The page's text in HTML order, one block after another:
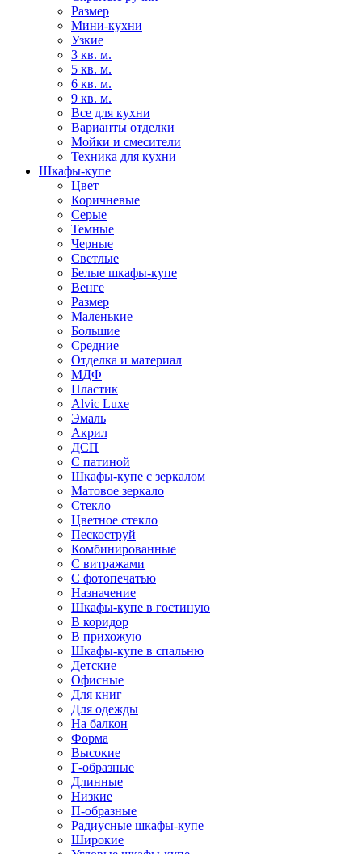
Размер
Мини-кухни
Узкие
3 кв. м.
5 кв. м.
6 кв. м.
9 кв. м.
Все для кухни
Варианты отделки
Мойки и смесители
Техника для кухни
Шкафы-купе
Цвет
Коричневые
Серые
Темные
Черные
Светлые
Белые шкафы-купе
Венге
Размер
Маленькие
Большие
Средние
Отделка и материал
МДФ
Пластик
Alvic Luxe
Эмаль
Акрил
ДСП
С патиной
Шкафы-купе с зеркалом
Матовое зеркало
Стекло
Цветное стекло
Пескоструй
Комбинированные
С витражами
С фотопечатью
Назначение
Шкафы-купе в гостиную
В коридор
В прихожую
Шкафы-купе в спальню
Детские
Офисные
Для книг
Для одежды
На балкон
Форма
Высокие
Г-образные
Длинные
Низкие
П-образные
Радиусные шкафы-купе
Широкие